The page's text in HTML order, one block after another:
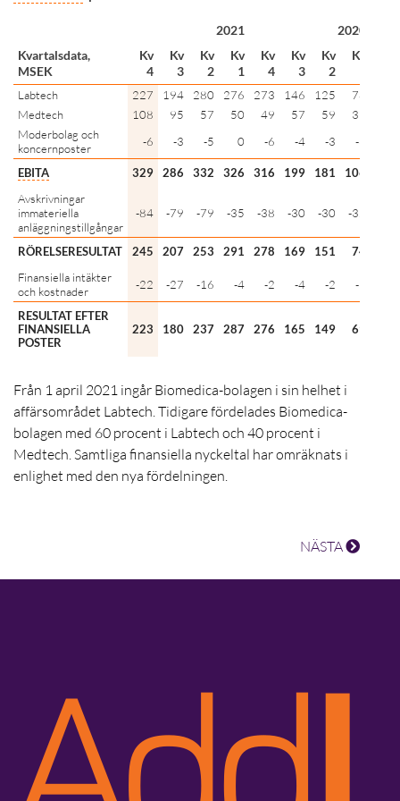
2021
2020
Kvartalsdata,
MSEK
Kv
4
Kv
3
Kv
2
Kv
1
Kv
4
Kv
3
Kv
2
Kv
Labtech 227 194 280 276 273 146 125
78
Medtech
108 95 57 50 49 57 59
31
Moderbolag och
koncernposter
-6 -3 -5 0 -6 -4 -3 -3
EBITA 329 286 332 326 316 199 181
106
Avskrivningar
immateriella
anläggningstillgångar
-84 -79 -79 -35 -38 -30 -30 -32
RÖRELSERESULTAT 245 207 253 291 278 169 151
74
Finansiella intäkter
och kostnader
-22 -27 -16 -4 -2 -4 -2 -5
RESULTAT EFTER
FINANSIELLA
POSTER
223 180 237 287 276 165 149 69
Från 1 april 2021 ingår Biomedica-bolagen i sin helhet i
affärsområdet Labtech. Tidigare fördelades Biomedica-
bolagen med 60 procent i Labtech och 40 procent i
Medtech. Samtliga finansiella nyckeltal har omräknats i
enlighet med den nya fördelningen.
NÄSTA